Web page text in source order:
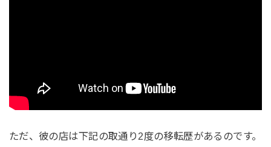
ただ、彼の店は下記の取通り2度の移転歴があるのです。